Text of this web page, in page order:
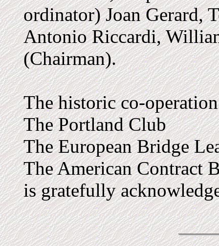
ordinator) Joan Gerard,
Antonio Riccardi,
(Chairman).
The historic co-
The Portland Club
The European Bridge
The American Contract
is gratefully